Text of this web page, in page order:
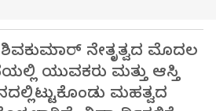
ನೇತೃತ್ವದ ಮೊದಲ
ಯುವಕರು ಮತ್ತು ಆಸ್ತಿ
ಮಹತ್ವದ